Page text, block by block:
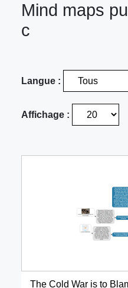
Mind maps
c
Langue :
Affichage :